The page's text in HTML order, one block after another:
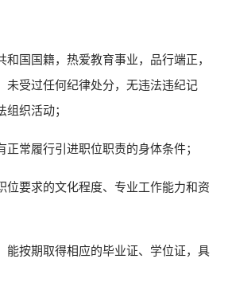
和国国籍，热爱教育事业，品行端正，
未受过任何纪律处分，无违法违纪记
组织活动；
正常履行引进职位职责的身体条件；
位要求的文化程度、专业工作能力和资
能按期取得相应的毕业证、学位证，具